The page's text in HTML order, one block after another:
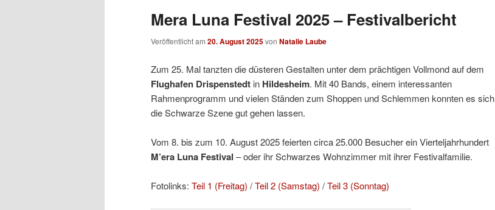
Mera Luna Festival 2025 – Festivalbericht
Veröffentlicht am 20. August 2025von Natalie Laube
Zum 25. Mal tanzten die düsteren Gestalten unter dem prächtigen Vollmond auf dem
Flughafen Drispenstedt in Hildesheim. Mit 40 Bands, einem interessanten
Rahmenprogramm und vielen Ständen zum Shoppen und Schlemmen konnten es sich
die Schwarze Szene gut gehen lassen.
Vom 8. bis zum 10. August 2025 feierten circa 25.000 Besucher ein Vierteljahrhundert
M’era Luna Festival – oder ihr Schwarzes Wohnzimmer mit ihrer Festivalfamilie.
Fotolinks: Teil 1 (Freitag) /Teil 2 (Samstag) /Teil 3 (Sonntag)